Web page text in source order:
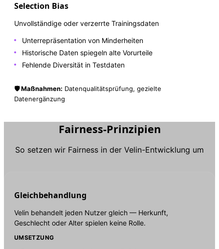
Selection Bias
Unvollständige oder verzerrte Trainingsdaten
Unterrepräsentation von Minderheiten
Historische Daten spiegeln alte Vorurteile
Fehlende Diversität in Testdaten
🛡️ Maßnahmen: Datenqualitätsprüfung, gezielte
Datenergänzung
Fairness-Prinzipien
So setzen wir Fairness in der Velin-Entwicklung um
Gleichbehandlung
Velin behandelt jeden Nutzer gleich — Herkunft,
Geschlecht oder Alter spielen keine Rolle.
UMSETZUNG